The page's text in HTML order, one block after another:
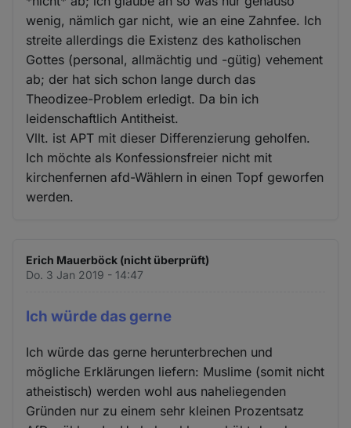
wenig, nämlich gar nicht, wie an eine Zahnfee. Ich
streite allerdings die Existenz des katholischen
Gottes (personal, allmächtig und -gütig) vehement
ab; der hat sich schon lange durch das
Theodizee-Problem erledigt. Da bin ich
leidenschaftlich Antitheist.
Vllt. ist APT mit dieser Differenzierung geholfen.
Ich möchte als Konfessionsfreier nicht mit
kirchenfernen afd-Wählern in einen Topf geworfen
werden.
Erich Mauerböck (nicht überprüft)
Do. 3 Jan 2019 - 14:47
Ich würde das gerne
Ich würde das gerne herunterbrechen und
mögliche Erklärungen liefern: Muslime (somit nicht
atheistisch) werden wohl aus naheliegenden
Gründen nur zu einem sehr kleinen Prozentsatz